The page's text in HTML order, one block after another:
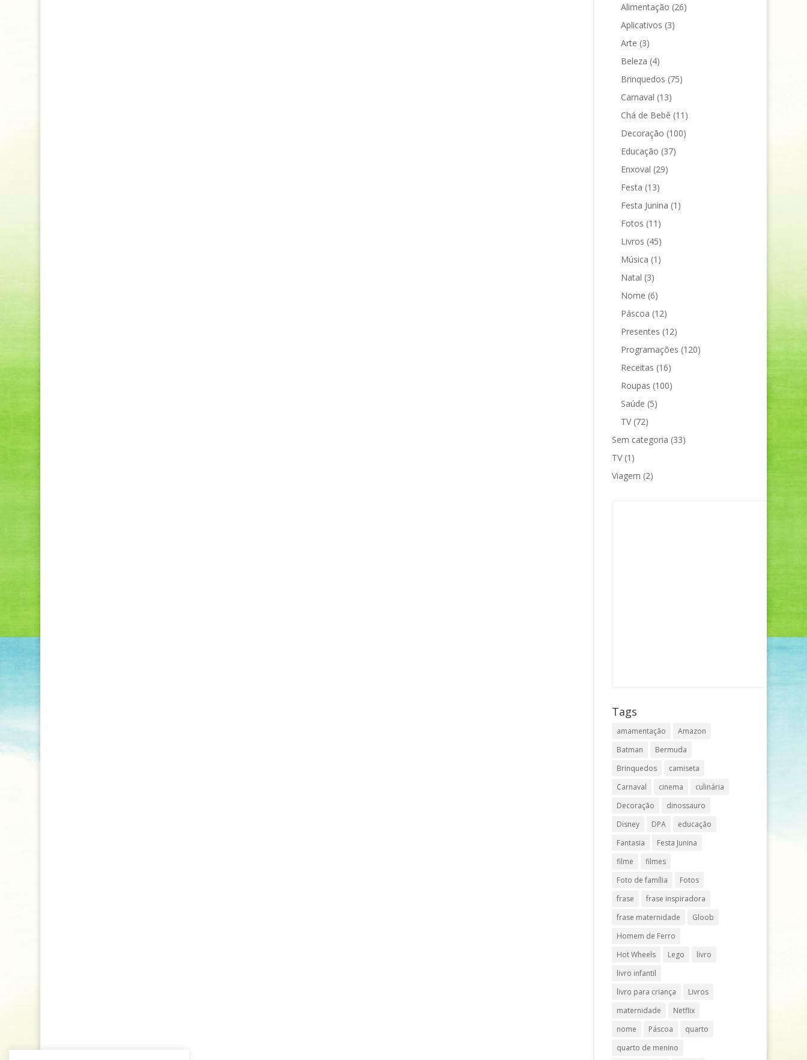
Alimentação (26)
Aplicativos (3)
Arte (3)
Beleza (4)
Brinquedos (75)
Carnaval (13)
Chá de Bebê (11)
Decoração (100)
Educação (37)
Enxoval (29)
Festa (13)
Festa Junina (1)
Fotos (11)
Livros (45)
Música (1)
Natal (3)
Nome (6)
Páscoa (12)
Presentes (12)
Programações (120)
Receitas (16)
Roupas (100)
Saúde (5)
TV(72)
Sem categoria (33)
TV(1)
Viagem (2)
Tags
amamentação
Amazon
Batman
Bermuda
Brinquedos
camiseta
Carnaval
cinema
culinária
Decoração
dinossauro
Disney
DPA
educação
Fantasia
Festa Junina
filme
filmes
Foto de família
Fotos
frase
frase inspiradora
frase maternidade
Gloob
Homem de Ferro
Hot Wheels
Lego
livro
livro infantil
livro para criança
Livros
maternidade
Netflix
nome
Páscoa
quarto
quarto de menino